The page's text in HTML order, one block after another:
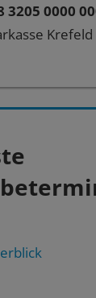
3205 0000
Krefeld